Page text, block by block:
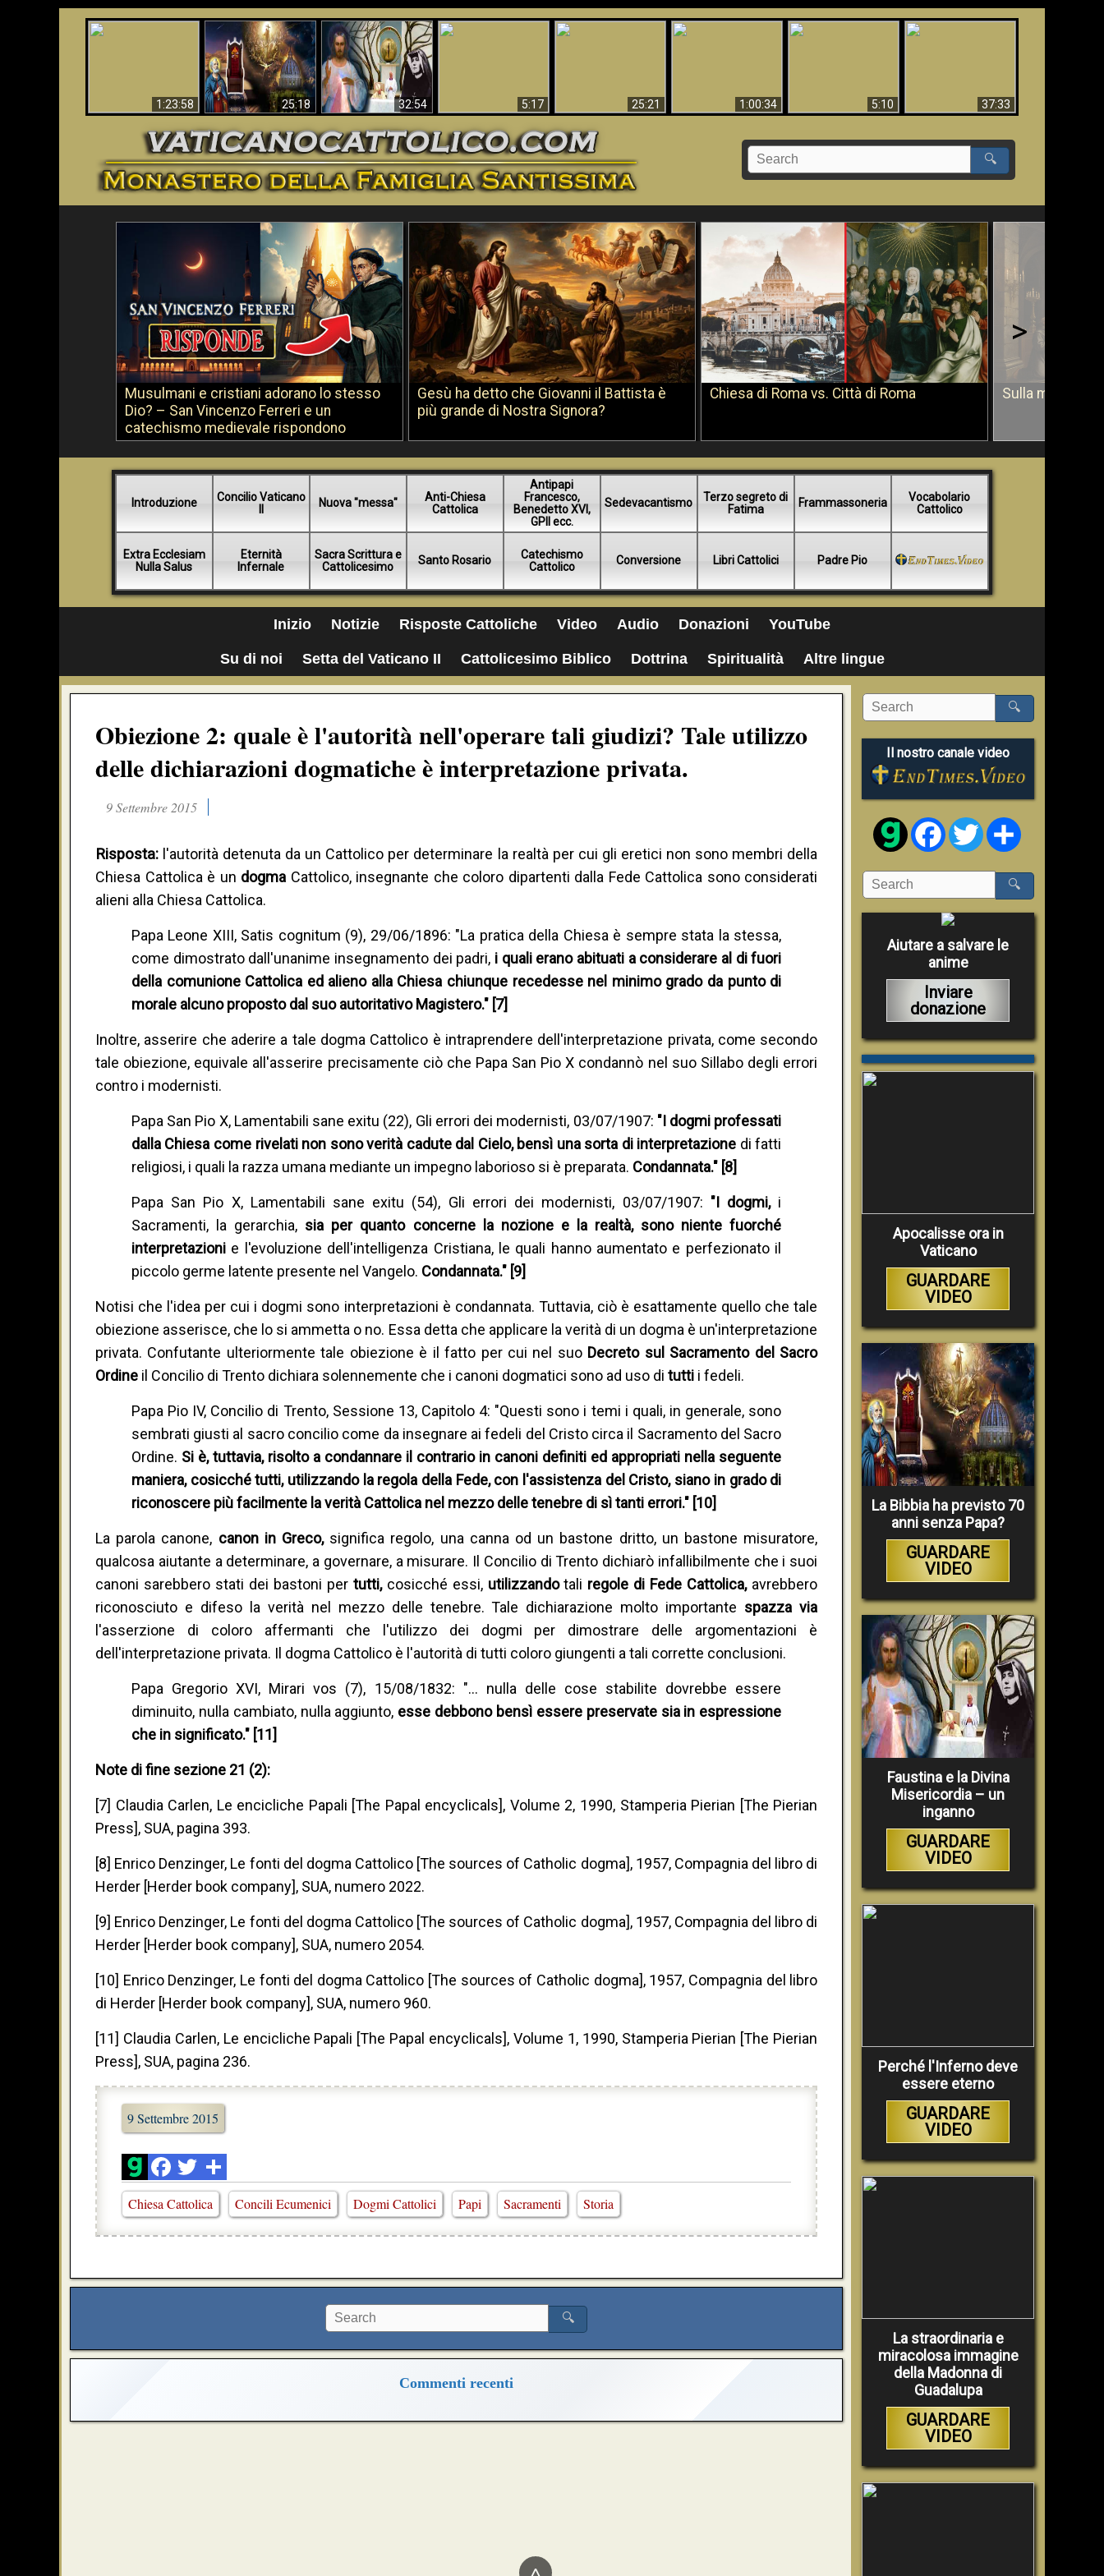
1:23:58 25:18
La Bibbia ha previsto
70 anni senza Papa?
32:54
Faustina e la Divina
Misericordia – un
inganno
5:17
25:21
1:00:34
5:10
37:33
🔍
Musulmani e cristiani adorano lo stesso
Dio? – San Vincenzo Ferreri e un
catechismo medievale rispondono
Gesù ha detto che Giovanni il Battista è
più grande di Nostra Signora?
Chiesa di Roma vs. Città di Roma Sulla morte di
>
Introduzione
Concilio Vaticano
Nuova "messa"
Anti-Chiesa
Cattolica
Antipapi
Francesco,
Benedetto XVI,
GPII ecc.
Sedevacantismo
Terzo segreto di
Fatima
Frammassoneria
Vocabolario
Cattolico
Extra Ecclesiam
Nulla Salus
Eternità
Infernale
Sacra Scrittura e
Cattolicesimo
Santo Rosario
Catechismo
Cattolico
Conversione Libri Cattolici Padre Pio
Inizio Notizie Risposte Cattoliche Video Audio Donazioni YouTube
Su di noi Setta del Vaticano II Cattolicesimo Biblico Dottrina Spiritualità Altre lingue
Obiezione 2: quale è l'autorità nell'operare tali giudizi? Tale utilizzo
delle dichiarazioni dogmatiche è interpretazione privata.
9 Settembre 2015
Risposta: l'autorità detenuta da un Cattolico per determinare la realtà per cui gli eretici non sono membri della
Chiesa Cattolica è un dogma Cattolico, insegnante che coloro dipartenti dalla Fede Cattolica sono considerati
alieni alla Chiesa Cattolica.
Papa Leone XIII, Satis cognitum (9), 29/06/1896: "La pratica della Chiesa è sempre stata la stessa,
come dimostrato dall'unanime insegnamento dei padri, i quali erano abituati a considerare al di fuori
della comunione Cattolica ed alieno alla Chiesa chiunque recedesse nel minimo grado da punto di
morale alcuno proposto dal suo autoritativo Magistero." [7]
Inoltre, asserire che aderire a tale dogma Cattolico è intraprendere dell'interpretazione privata, come secondo
tale obiezione, equivale all'asserire precisamente ciò che Papa San Pio X condannò nel suo Sillabo degli errori
contro i modernisti.
Papa San Pio X, Lamentabili sane exitu (22), Gli errori dei modernisti, 03/07/1907: "I dogmi professati
dalla Chiesa come rivelati non sono verità cadute dal Cielo, bensì una sorta di interpretazione di fatti
religiosi, i quali la razza umana mediante un impegno laborioso si è preparata. Condannata." [8]
Papa San Pio X, Lamentabili sane exitu (54), Gli errori dei modernisti, 03/07/1907: "I dogmi, i
Sacramenti, la gerarchia, sia per quanto concerne la nozione e la realtà, sono niente fuorché
interpretazioni e l'evoluzione dell'intelligenza Cristiana, le quali hanno aumentato e perfezionato il
piccolo germe latente presente nel Vangelo. Condannata." [9]
Notisi che l'idea per cui i dogmi sono interpretazioni è condannata. Tuttavia, ciò è esattamente quello che tale
obiezione asserisce, che lo si ammetta o no. Essa detta che applicare la verità di un dogma è un'interpretazione
privata. Confutante ulteriormente tale obiezione è il fatto per cui nel suo Decreto sul Sacramento del Sacro
Ordine il Concilio di Trento dichiara solennemente che i canoni dogmatici sono ad uso di tutti i fedeli.
Papa Pio IV, Concilio di Trento, Sessione 13, Capitolo 4: "Questi sono i temi i quali, in generale, sono
sembrati giusti al sacro concilio come da insegnare ai fedeli del Cristo circa il Sacramento del Sacro
Ordine. Si è, tuttavia, risolto a condannare il contrario in canoni definiti ed appropriati nella seguente
maniera, cosicché tutti, utilizzando la regola della Fede, con l'assistenza del Cristo, siano in grado di
riconoscere più facilmente la verità Cattolica nel mezzo delle tenebre di sì tanti errori." [10]
La parola canone, canon in Greco, significa regolo, una canna od un bastone dritto, un bastone misuratore,
qualcosa aiutante a determinare, a governare, a misurare. Il Concilio di Trento dichiarò infallibilmente che i suoi
canoni sarebbero stati dei bastoni per tutti, cosicché essi, utilizzandotali regole di Fede Cattolica, avrebbero
riconosciuto e difeso la verità nel mezzo delle tenebre. Tale dichiarazione molto importante spazza via
l'asserzione di coloro affermanti che l'utilizzo dei dogmi per dimostrare delle argomentazioni è
dell'interpretazione privata. Il dogma Cattolico è l'autorità di tutti coloro giungenti a tali corrette conclusioni.
Papa Gregorio XVI, Mirari vos (7), 15/08/1832: "… nulla delle cose stabilite dovrebbe essere
diminuito, nulla cambiato, nulla aggiunto, esse debbono bensì essere preservate sia in espressione
che in significato." [11]
Note di fine sezione 21 (2):
[7] Claudia Carlen, Le encicliche Papali [The Papal encyclicals], Volume 2, 1990, Stamperia Pierian [The Pierian
Press], SUA, pagina 393.
[8] Enrico Denzinger, Le fonti del dogma Cattolico [The sources of Catholic dogma], 1957, Compagnia del libro di
Herder [Herder book company], SUA, numero 2022.
[9] Enrico Denzinger, Le fonti del dogma Cattolico [The sources of Catholic dogma], 1957, Compagnia del libro di
Herder [Herder book company], SUA, numero 2054.
[10] Enrico Denzinger, Le fonti del dogma Cattolico [The sources of Catholic dogma], 1957, Compagnia del libro
di Herder [Herder book company], SUA, numero 960.
[11] Claudia Carlen, Le encicliche Papali [The Papal encyclicals], Volume 1, 1990, Stamperia Pierian [The Pierian
Press], SUA, pagina 236.
9 Settembre 2015
Chiesa Cattolica Concili Ecumenici Dogmi Cattolici Papi Sacramenti Storia
🔍
Commenti recenti
🔍
Il nostro canale video
FacebookTwitter
🔍
Aiutare a salvare le
anime
Inviare
donazione
Apocalisse ora in
Vaticano
GUARDARE
VIDEO
La Bibbia ha previsto 70
anni senza Papa?
GUARDARE
VIDEO
Faustina e la Divina
Misericordia – un
inganno
GUARDARE
VIDEO
Perché l'Inferno deve
essere eterno
GUARDARE
VIDEO
La straordinaria e
miracolosa immagine
della Madonna di
Guadalupa
GUARDARE
VIDEO